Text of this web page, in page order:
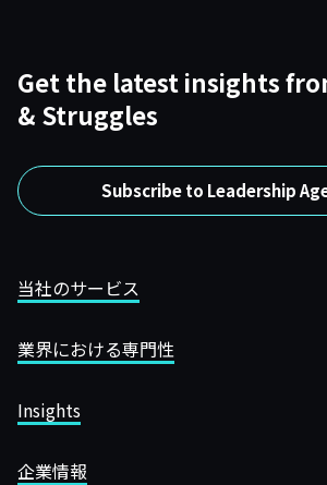
Get the latest insights
& Struggles
Subscribe to Leadership
当社のサービス
業界における専門性
Insights
企業情報